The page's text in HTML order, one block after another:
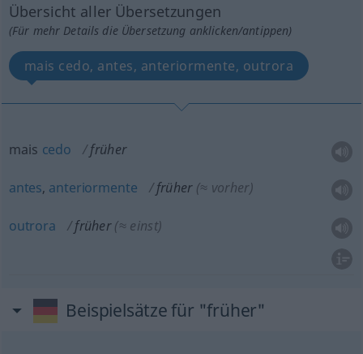
Übersicht aller Übersetzungen
(Für mehr Details die Übersetzung anklicken/antippen)
mais cedo, antes, anteriormente, outrora
mais cedo früher
antes, anteriormente früher (≈ vorher)
outrora früher (≈ einst)
Beispielsätze für "früher"